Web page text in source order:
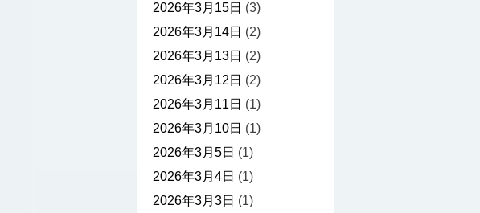
2026年3月15日 (3)
2026年3月14日 (2)
2026年3月13日 (2)
2026年3月12日 (2)
2026年3月11日 (1)
2026年3月10日 (1)
2026年3月5日 (1)
2026年3月4日 (1)
2026年3月3日 (1)